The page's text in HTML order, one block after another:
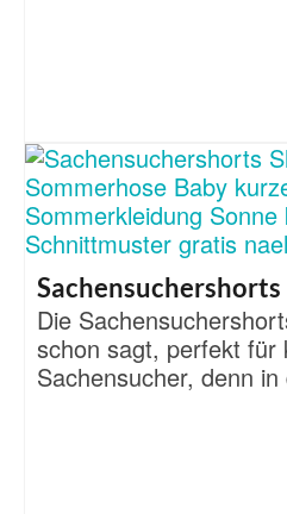
Sachensuchershorts
Die
schon sagt, perfekt für
Sachensucher, denn in